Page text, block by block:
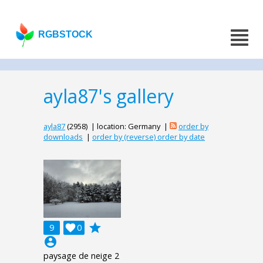
RGBSTOCK
ayla87's gallery
ayla87(2958) | location: Germany |
order by
downloads | order by (reverse) order by date
9 0

grade
account_circle
paysage de neige 2